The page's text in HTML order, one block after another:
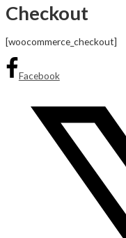
Checkout
[woocommerce_checkout]
Facebook